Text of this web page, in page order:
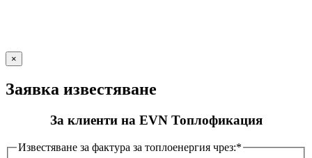
×
Заявка известяване
За клиенти на EVN Топлофикация
Известяване за фактура за топлоенергия чрез:*